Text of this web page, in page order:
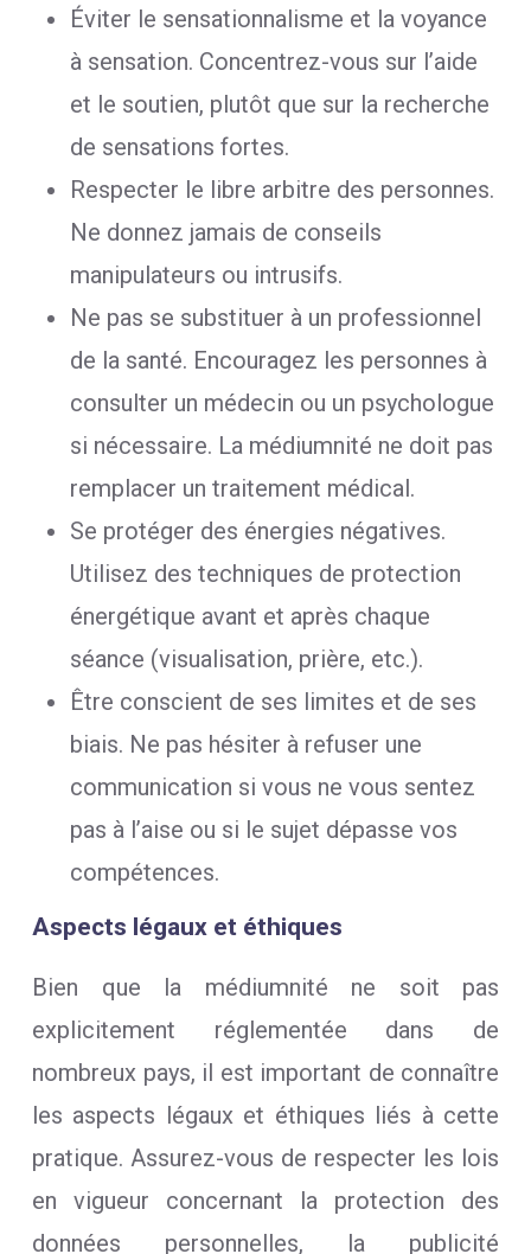
Éviter le sensationnalisme et la voyance
à sensation. Concentrez-vous sur l’aide
et le soutien, plutôt que sur la recherche
de sensations fortes.
Respecter le libre arbitre des personnes.
Ne donnez jamais de conseils
manipulateurs ou intrusifs.
Ne pas se substituer à un professionnel
de la santé. Encouragez les personnes à
consulter un médecin ou un psychologue
si nécessaire. La médiumnité ne doit pas
remplacer un traitement médical.
Se protéger des énergies négatives.
Utilisez des techniques de protection
énergétique avant et après chaque
séance (visualisation, prière, etc.).
Être conscient de ses limites et de ses
biais. Ne pas hésiter à refuser une
communication si vous ne vous sentez
pas à l’aise ou si le sujet dépasse vos
compétences.
Aspects légaux et éthiques
Bien que la médiumnité ne soit pas
explicitement réglementée dans de
nombreux pays, il est important de connaître
les aspects légaux et éthiques liés à cette
pratique. Assurez-vous de respecter les lois
en vigueur concernant la protection des
données personnelles, la publicité